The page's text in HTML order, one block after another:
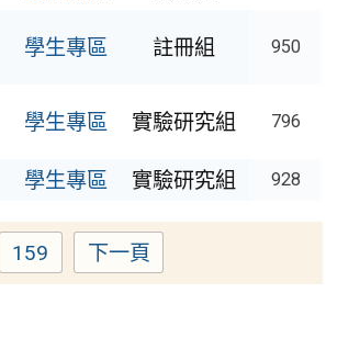
學生專區 註冊組 950
學生專區 實驗研究組 796
學生專區 實驗研究組 928
Page
159 下一頁